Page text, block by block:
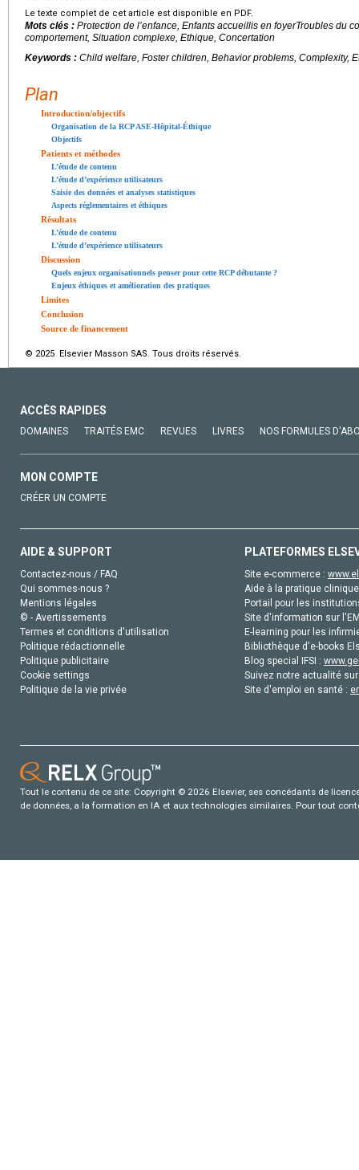
Le texte complet de cet article est disponible en PDF.
Mots clés : Protection de l’enfance, Enfants accueillis en foyerTroubles du
comportement, Situation complexe, Ethique, Concertation
Keywords : Child welfare, Foster children, Behavior problems, Complexity,
Plan
Introduction/objectifs
Organisation de la RCP ASE-Hôpital-Éthique
Objectifs
Patients et méthodes
L’étude de contenu
L’étude d’expérience utilisateurs
Saisie des données et analyses statistiques
Aspects réglementaires et éthiques
Résultats
L’étude de contenu
L’étude d’expérience utilisateurs
Discussion
Quels enjeux organisationnels penser pour cette RCP débutante ?
Enjeux éthiques et amélioration des pratiques
Limites
Conclusion
Source de financement
© 2025 Elsevier Masson SAS. Tous droits réservés.
ACCÈS RAPIDES
DOMAINES TRAITÉS EMC REVUES LIVRES NOS FORMULES
MON COMPTE
CRÉER UN COMPTE
AIDE & SUPPORT
Contactez-nous / FAQ
Qui sommes-nous ?
Mentions légales
© - Avertissements
Termes et conditions d'utilisation
Politique rédactionnelle
Politique publicitaire
Cookie settings
Politique de la vie privée
PLATEFORMES
Site e-commerce :
Aide à la pratique
Portail pour les
Site d'information sur
E-learning pour les
Bibliothèque d'e-books
Blog special IFSI :
Suivez notre actualité
Site d'emploi en santé :
Tout le contenu de ce site: Copyright © 2026 Elsevier, ses concédants de
de données, a la formation en IA et aux technologies similaires. Pour tout